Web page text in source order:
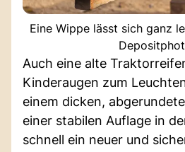
Eine Wippe lässt sich ganz
Auch eine alte
Kinderaugen zum
einem dicken,
einer stabilen Auflage in
schnell ein neuer und